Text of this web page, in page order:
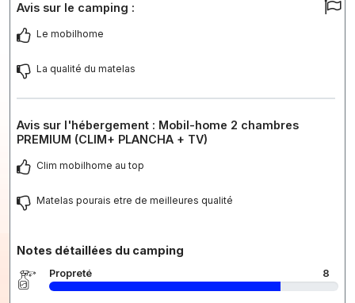
Avis sur le camping :
Le mobilhome
La qualité du matelas
Avis sur l'hébergement : Mobil-home 2 chambres
PREMIUM (CLIM+ PLANCHA + TV)
Clim mobilhome au top
Matelas pourais etre de meilleures qualité
Notes détaillées du camping
Propreté 8